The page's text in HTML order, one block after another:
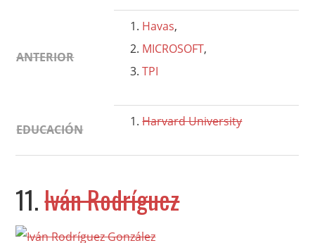
ANTERIOR
Havas,
MICROSOFT,
TPI
EDUCACIÓN
Harvard University
11.Iván Rodríguez